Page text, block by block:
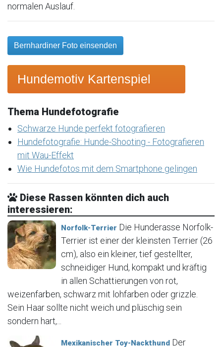
normalen Auslauf.
Bernhardiner Foto einsenden
Hundemotiv Kartenspiel
Thema Hundefotografie
Schwarze Hunde perfekt fotografieren
Hundefotografie: Hunde-Shooting - Fotografieren
mit Wau-Effekt
Wie Hundefotos mit dem Smartphone gelingen
Diese Rassen könnten dich auch
interessieren:
Norfolk-Terrier Die Hunderasse Norfolk-
Terrier ist einer der kleinsten Terrier (26
cm), also ein kleiner, tief gestellter,
schneidiger Hund, kompakt und kräftig
in allen Schattierungen von rot,
weizenfarben, schwarz mit lohfarben oder grizzle.
Sein Haar sollte nicht weich und plüschig sein
sondern hart,...
Mexikanischer Toy-Nackthund Der